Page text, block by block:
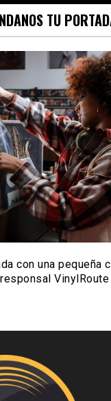
TU
con una pequeña
VinylRoute